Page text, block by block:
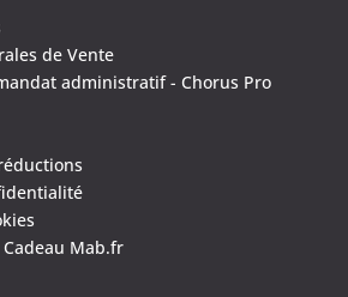
de Vente
administratif - Chorus Pro
Mab.fr